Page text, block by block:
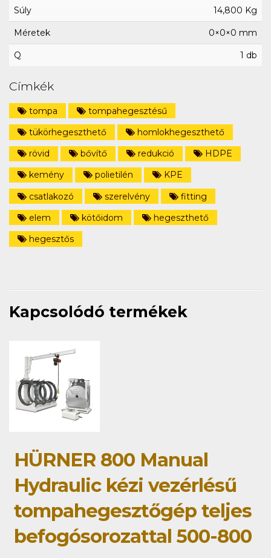
Súly 14,800 Kg
Méretek 0×0×0 mm
Q 1 db
Címkék
tompa
tompahegesztésű
tükörhegeszthető
homlokhegeszthető
rövid
bővítő redukció
HDPE
kemény
polietilén
KPE
csatlakozó
szerelvény
fitting
elem
kötőidom
hegeszthető
hegesztős
Kapcsolódó termékek
HÜRNER 800 Manual
Hydraulic kézi vezérlésű
tompahegesztőgép teljes
befogósorozattal 500-800